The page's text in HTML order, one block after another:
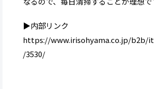
▶内部リンク
https://www.irisohyama.co.jp/b2b/
/3530/